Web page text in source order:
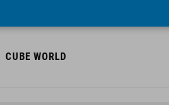
CUBE WORLD